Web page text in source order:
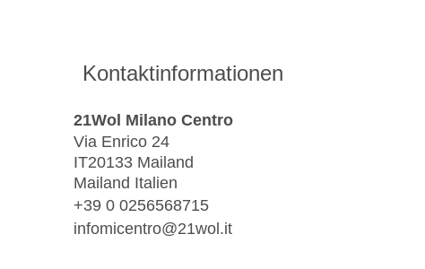
Kontaktinformationen
21Wol Milano Centro
Via Enrico 24
IT20133 Mailand
Mailand Italien
+39 0 0256568715
infomicentro@21wol.it